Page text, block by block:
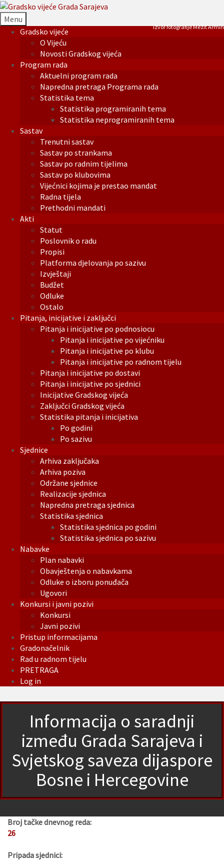
Menu
Gradsko vijeće
O Vijeću
Novosti Gradskog vijeća
Program rada
Aktuelni program rada
Napredna pretraga Programa rada
Statistika tema
Statistika programiranih tema
Statistika neprogramiranih tema
Sastav
Trenutni sastav
Sastav po strankama
Sastav po radnim tijelima
Sastav po klubovima
Vijećnici kojima je prestao mandat
Radna tijela
Prethodni mandati
Akti
Statut
Poslovnik o radu
Propisi
Platforma djelovanja po sazivu
Izvještaji
Budžet
Odluke
Ostalo
Pitanja, inicijative i zaključci
Pitanja i inicijative po podnosiocu
Pitanja i inicijative po vijećniku
Pitanja i inicijative po klubu
Pitanja i inicijative po radnom tijelu
Pitanja i inicijative po dostavi
Pitanja i inicijative po sjednici
Inicijative Gradskog vijeća
Zaključci Gradskog vijeća
Statistika pitanja i inicijativa
Po godini
Po sazivu
Sjednice
Arhiva zaključaka
Arhiva poziva
Održane sjednice
Realizacije sjednica
Napredna pretraga sjednica
Statistika sjednica
Statistika sjednica po godini
Statistika sjednica po sazivu
Nabavke
Plan nabavki
Obavještenja o nabavkama
Odluke o izboru ponuđača
Ugovori
Konkursi i javni pozivi
Konkursi
Javni pozivi
Pristup informacijama
Gradonačelnik
Rad u radnom tijelu
PRETRAGA
Log in
Izvor fotografije Mezit Armin
Informacija o saradnji
između Grada Sarajeva i
Svjetskog saveza dijaspore
Bosne i Hercegovine
Broj tačke dnevnog reda:
26
Pripada sjednici: